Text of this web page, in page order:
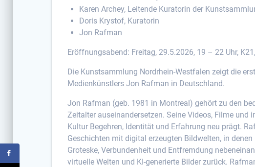
Karen Archey, Leitende Kuratorin der
Doris Krystof, Kuratorin
Jon Rafman
Eröffnungsabend: Freitag, 29.5.2026, 19 – 22 Uhr,
Die Kunstsammlung Nordrhein-Westfalen zeigt die
Medienkünstlers Jon Rafman in Deutschland.
Jon Rafman (geb. 1981 in Montreal) gehört zu den
Zeitalter auseinandersetzen. Seine Videos, Filme
Kultur Begehren, Identität und Erfahrung neu prägt.
Geschichten mit digital erzeugten Bildwelten, in
Groteske, Verbundenheit und Entfremdung
virtuelle Welten und KI-generierte Bilder zurück.